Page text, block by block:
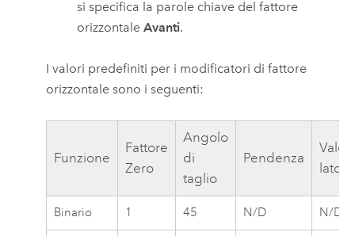
si specifica la parole chiave del fattore
orizzontaleAvanti.
I valori predefiniti per i modificatori di fattore
orizzontale sono i seguenti:
Funzione
Fattore
Zero
Angolo
di
taglio
Pendenza
lato
Binario 1 45 N/D N/D